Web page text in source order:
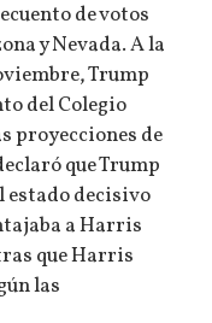
de votos
y Nevada. A la
Trump
del Colegio
proyecciones de
que Trump
estado decisivo
a Harris
que Harris
las